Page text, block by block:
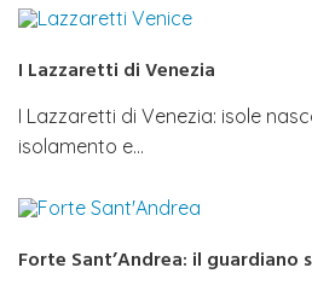
I Lazzaretti di Venezia
I Lazzaretti di Venezia: isole
isolamento e…
Forte Sant’Andrea: il guardiano